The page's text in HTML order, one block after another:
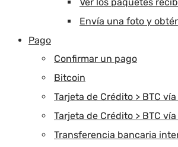
Envía una foto y
Pago
Confirmar un pago
Bitcoin
Tarjeta de Crédito > BTC
Tarjeta de Crédito > BTC
Transferencia bancaria